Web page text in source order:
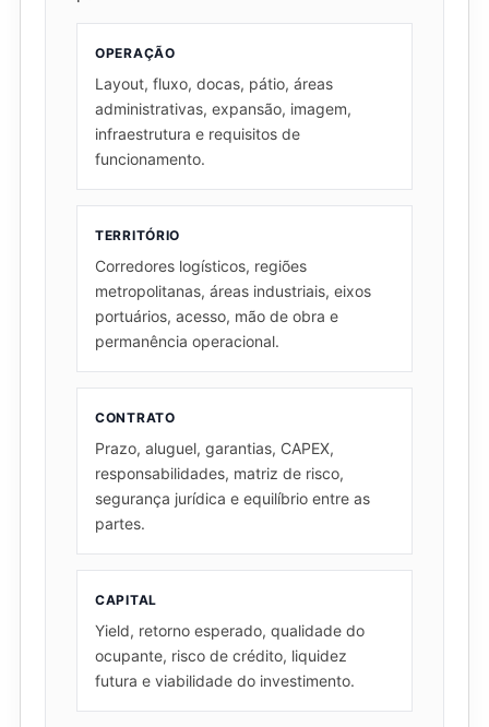
OPERAÇÃO
Layout, fluxo, docas, pátio, áreas
administrativas, expansão, imagem,
infraestrutura e requisitos de
funcionamento.
TERRITÓRIO
Corredores logísticos, regiões
metropolitanas, áreas industriais, eixos
portuários, acesso, mão de obra e
permanência operacional.
CONTRATO
Prazo, aluguel, garantias, CAPEX,
responsabilidades, matriz de risco,
segurança jurídica e equilíbrio entre as
partes.
CAPITAL
Yield, retorno esperado, qualidade do
ocupante, risco de crédito, liquidez
futura e viabilidade do investimento.